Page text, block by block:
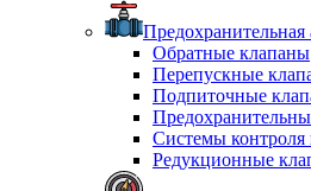
Предохранительная
Обратные клапаны
Перепускные
Подпиточные
Системы контроля
Редукционные